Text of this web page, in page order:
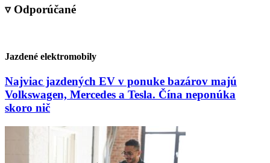
▿ Odporúčané
Jazdené elektromobily
Najviac jazdených EV v ponuke bazárov majú
Volkswagen, Mercedes a Tesla. Čína neponúka
skoro nič